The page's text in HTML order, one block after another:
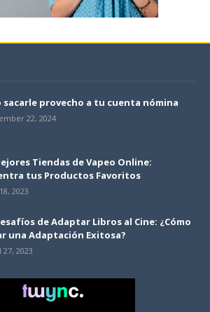
sacarle provecho a tu cuenta nómina
22, 2024
Tiendas de Vapeo Online:
tus Productos Favoritos
2023
de Adaptar Libros al Cine: ¿Cómo
una Adaptación Exitosa?
2023